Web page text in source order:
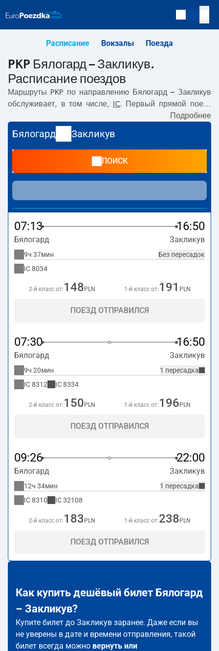
Расписание Вокзалы Поезда
PKP Бялогард – Закликув.
Расписание поездов
Маршруты PKP по направлению Бялогард – Закликув
обслуживает, в том числе,
IC. Первый прямой поезд
с вокзала PKP Бялогард.
Последний поезд до Закликув отправляется в 09:26.
Самое быстрое путешествие предлагает прямой поезд
SZKUNER
. Поездка на нём занимает09:20. По
Закликувтакже курсируют другие
поезда:- предлагают более низкую цену билета и, как
правило, более долгое время в пути. Поезд заканчивает
маршрут на станции Закликув.
Подробнее
Бялогард Закликув
ПОИСК
07:13 16:50
Бялогард Закликув
Без пересадок
9ч 37мин
IC8034
2-й класс от: 148 PLN 1-й класс от: 191 PLN
ПОЕЗД ОТПРАВИЛСЯ
07:30 16:50
Бялогард Закликув
1 пересадка
9ч 20мин
IC8312 IC8334
2-й класс от: 150 PLN 1-й класс от: 196 PLN
ПОЕЗД ОТПРАВИЛСЯ
09:26 22:00
Бялогард Закликув
1 пересадка
12ч 34мин
IC8310 IC32108
2-й класс от: 183 PLN 1-й класс от:238 PLN
ПОЕЗД ОТПРАВИЛСЯ
Как купить дешёвый билет Бялогард
– Закликув?
Купите билет до Закликув заранее. Даже если вы
не уверены в дате и времени отправления, такой
билет всегда можно вернуть или